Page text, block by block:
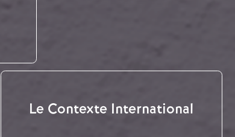
Le Contexte International